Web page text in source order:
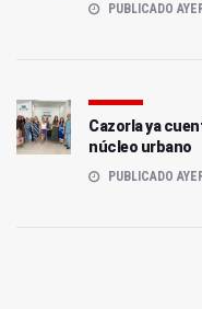
PUBLICADO
Cazorla ya
núcleo urbano
PUBLICADO